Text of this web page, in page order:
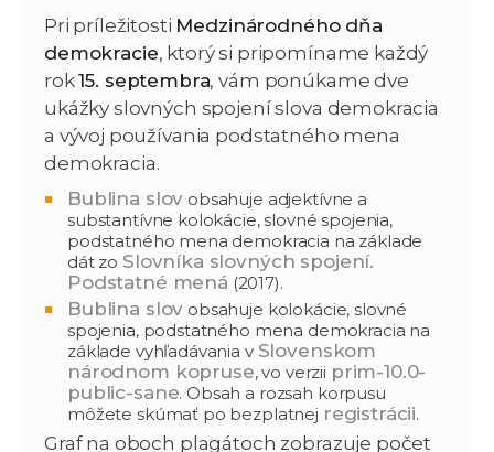
Pri príležitosti Medzinárodného dňa
demokracie, ktorý si pripomíname každý
rok15. septembra, vám ponúkame dve
ukážky slovných spojení slova demokracia
a vývoj používania podstatného mena
demokracia.
Bublina slov obsahuje adjektívne a
substantívne kolokácie, slovné spojenia,
podstatného mena demokracia na základe
dát zo Slovníka slovných spojení.
Podstatné mená (2017).
Bublina slov obsahuje kolokácie, slovné
spojenia, podstatného mena demokracia na
základe vyhľadávania v Slovenskom
národnom kopruse, vo verzii prim-10.0-
public-sane. Obsah a rozsah korpusu
môžete skúmať po bezplatnej registrácii.
Graf na oboch plagátoch zobrazuje počet